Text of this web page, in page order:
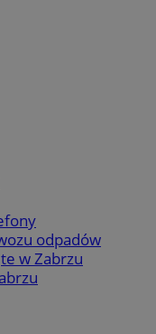
odpadów
w Zabrzu